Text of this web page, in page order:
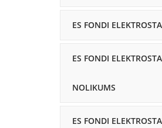
ES FONDI
ES FONDI
NOLIKUMS
ES FONDI